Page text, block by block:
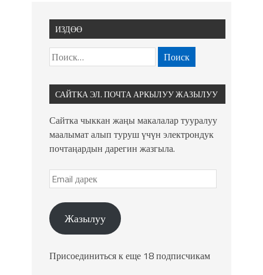
ИЗДӨӨ
САЙТКА ЭЛ. ПОЧТА АРКЫЛУУ ЖАЗЫЛУУ
Сайтка чыккан жаңы макалалар тууралуу
маалымат алып туруш үчүн электрондук
почтаңардын дарегин жазгыла.
Жазылуу
Присоединиться к еще 18 подписчикам